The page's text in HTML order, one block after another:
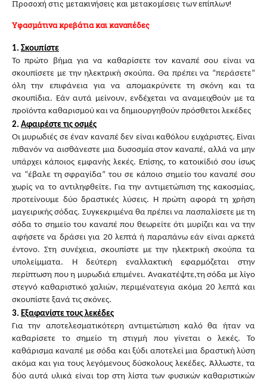
Προσοχή στις μετακινήσεις και μετακομίσεις των επίπλων!
Υφασμάτινα κρεβάτια και καναπέδες
1. Σκουπίστε
Το πρώτο βήμα για να καθαρίσετε τον καναπέ σου είναι να
σκουπίσετε με την ηλεκτρική σκούπα. Θα πρέπει να “περάσετε”
όλη την επιφάνεια για να απομακρύνετε τη σκόνη και τα
σκουπίδια. Εάν αυτά μείνουν, ενδέχεται να αναμειχθούν με τα
προϊόντα καθαρισμού και να δημιουργηθούν πρόσθετοι λεκέδες
2. Αφαιρέστε τις οσμές
Οι μυρωδιές σε έναν καναπέ δεν είναι καθόλου ευχάριστες. Είναι
πιθανόν να αισθάνεστε μια δυσοσμία στον καναπέ, αλλά να μην
υπάρχει κάποιος εμφανής λεκές. Επίσης, το κατοικίδιό σου ίσως
να “έβαλε τη σφραγίδα” του σε κάποιο σημείο του καναπέ σου
χωρίς να το αντιληφθείτε. Για την αντιμετώπιση της κακοσμίας,
προτείνουμε δύο δραστικές λύσεις. Η πρώτη αφορά τη χρήση
μαγειρικής σόδας. Συγκεκριμένα θα πρέπει να πασπαλίσετε με τη
σόδα το σημείο του καναπέ που θεωρείτεότι μυρίζει και να την
αφήσετε να δράσει για 20 λεπτά ή παραπάνω εάν είναι αρκετά
έντονο. Στη συνέχεια, σκουπίστε με την ηλεκτρική σκούπα τα
υπολείμματα. Η δεύτερη εναλλακτική εφαρμόζεται στην
περίπτωση που η μυρωδιά επιμένει. Ανακατέψτε,τη σόδα με λίγο
στεγνό καθαριστικό χαλιών, περιμένατεγια ακόμα 20 λεπτά και
σκουπίστε ξανά τις σκόνες.
3. Εξαφανίστε τους λεκέδες
Για την αποτελεσματικότερη αντιμετώπιση καλό θα ήταν να
καθαρίσετε το σημείο τη στιγμή που γίνεται ο λεκές. Το
καθάρισμα καναπέ με σόδα και ξύδι αποτελεί μια δραστική λύση
ακόμα και για τους λεγόμενους δύσκολους λεκέδες. Άλλωστε, τα
δύο αυτά υλικά είναι top στη λίστα των φυσικών καθαριστικών